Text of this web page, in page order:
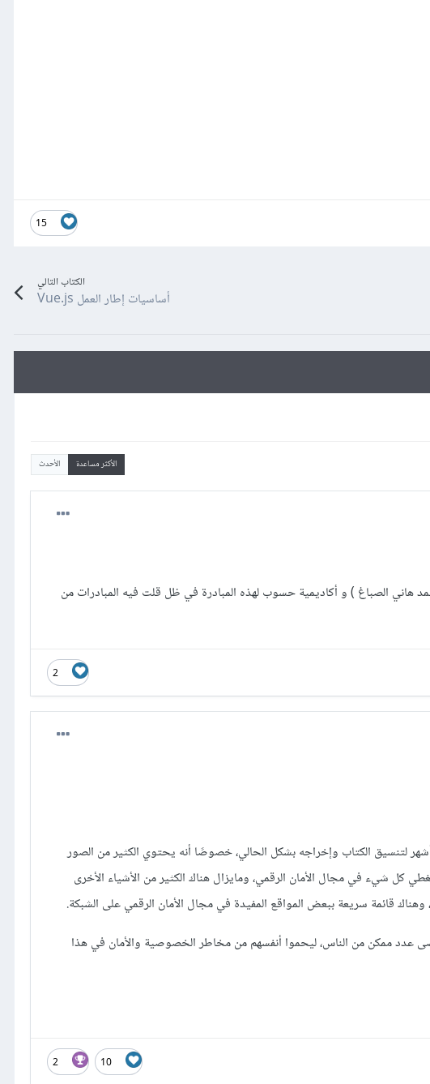
15
الكتاب التالي
أساسيات إطار العمل Vue.js
الأكثر مساعدة الأحدث
هاني الصباغ ) و أكاديمية حسوب لهذه المبادرة في ظل قلت فيه المبادرات من
2
لتنسيق الكتاب وإخراجه بشكل الحالي، خصوصًا أنه يحتوي الكثير من الصور
كل شيء في مجال الأمان الرقمي، ومايزال هناك الكثير من الأشياء الأخرى
قائمة سريعة ببعض المواقع المفيدة في مجال الأمان الرقمي على الشبكة.
عدد ممكن من الناس، ليحموا أنفسهم من مخاطر الخصوصية والأمان في هذا
10
2